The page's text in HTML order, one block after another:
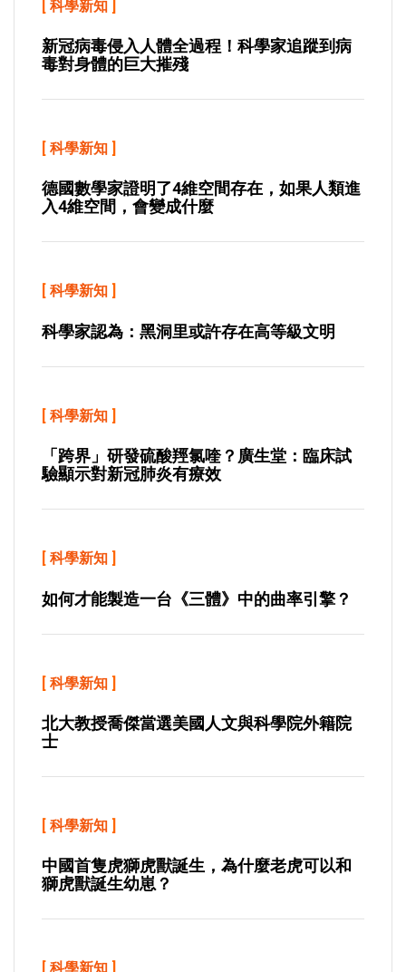
科學新知
新冠病毒侵入人體全過程！科學家追蹤到病
毒對身體的巨大摧殘
[ 科學新知 ]
德國數學家證明了4維空間存在，如果人類進
入4維空間，會變成什麼
[ 科學新知 ]
科學家認為：黑洞里或許存在高等級文明
[ 科學新知 ]
「跨界」研發硫酸羥氯喹？廣生堂：臨床試
驗顯示對新冠肺炎有療效
[ 科學新知 ]
如何才能製造一台《三體》中的曲率引擎？
[ 科學新知 ]
北大教授喬傑當選美國人文與科學院外籍院
士
[ 科學新知 ]
中國首隻虎獅虎獸誕生，為什麼老虎可以和
獅虎獸誕生幼崽？
[ 科學新知 ]